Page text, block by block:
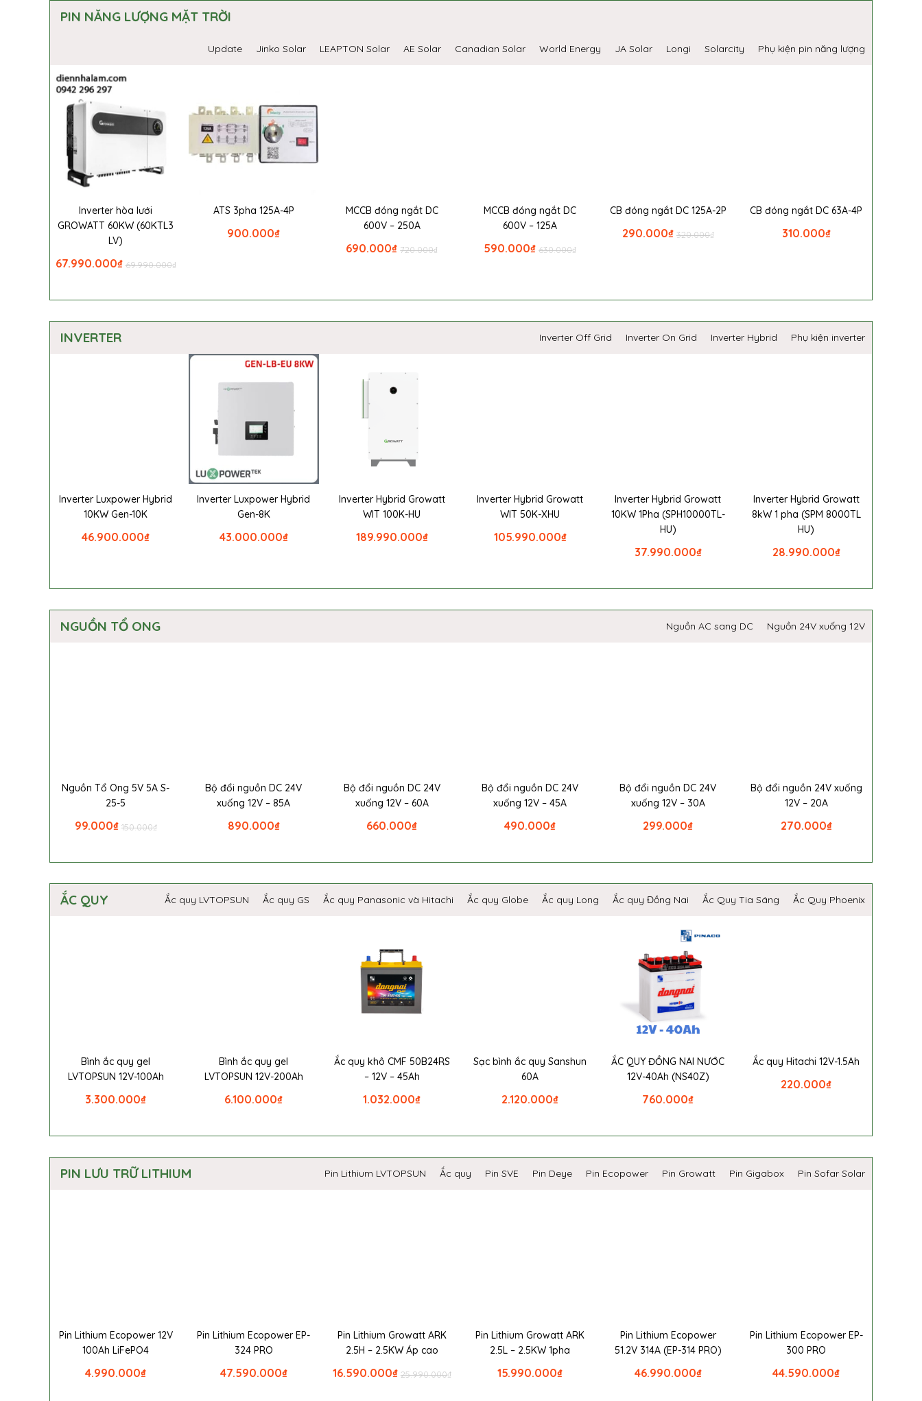
PIN NĂNG LƯỢNG MẶT TRỜI
Update Jinko Solar LEAPTON Solar AE Solar Canadian Solar World Energy JA Solar Longi Solarcity Phụ kiện pin năng lượng
Inverter hòa lưới
GROWATT 60KW (60KTL3
LV)
₫
69.990.000
₫
67.990.000
ATS 3pha 125A-4P
₫
900.000
MCCB đóng ngắt DC
600V – 250A
₫
720.000
₫
690.000
MCCB đóng ngắt DC
600V – 125A
₫
630.000
₫
590.000
CB đóng ngắt DC 125A-2P
₫
320.000
₫
290.000
CB đóng ngắt DC 63A-4P
₫
310.000
INVERTER Inverter Off Grid Inverter On Grid Inverter Hybrid Phụ kiện inverter
Inverter Luxpower Hybrid
10KW Gen-10K
₫
46.900.000
Inverter Luxpower Hybrid
Gen-8K
₫
43.000.000
Inverter Hybrid Growatt
WIT 100K-HU
₫
189.990.000
Inverter Hybrid Growatt
WIT 50K-XHU
₫
105.990.000
Inverter Hybrid Growatt
10KW 1Pha (SPH10000TL-
HU)
₫
37.990.000
Inverter Hybrid Growatt
8kW 1 pha (SPM 8000TL
HU)
₫
28.990.000
NGUỒN TỔ ONG Nguồn AC sang DC Nguồn 24V xuống 12V
Nguồn Tổ Ong 5V 5A S-
25-5
₫
150.000
₫
99.000
Bộ đổi nguồn DC 24V
xuống 12V – 85A
₫
890.000
Bộ đổi nguồn DC 24V
xuống 12V – 60A
₫
660.000
Bộ đổi nguồn DC 24V
xuống 12V – 45A
₫
490.000
Bộ đổi nguồn DC 24V
xuống 12V – 30A
₫
299.000
Bộ đổi nguồn 24V xuống
12V – 20A
₫
270.000
ẮC QUY Ắc quy LVTOPSUN Ắc quy GS Ắc quy Panasonic và Hitachi Ắc quy Globe Ắc quy Long Ắc quy Đồng Nai Ắc Quy Tia Sáng Ắc Quy Phoenix
Bình ắc quy gel
LVTOPSUN 12V-100Ah
₫
3.300.000
Bình ắc quy gel
LVTOPSUN 12V-200Ah
₫
6.100.000
Ắc quy khô CMF 50B24RS
– 12V – 45Ah
₫
1.032.000
Sạc bình ắc quy Sanshun
60A
₫
2.120.000
ẮC QUY ĐỒNG NAI NƯỚC
12V-40Ah (NS40Z)
₫
760.000
Ắc quy Hitachi 12V-1.5Ah
₫
220.000
PIN LƯU TRỮ LITHIUM Pin Lithium LVTOPSUN Ắc quy Pin SVE Pin Deye Pin Ecopower Pin Growatt Pin Gigabox Pin Sofar Solar
Pin Lithium Ecopower 12V
100Ah LiFePO4
₫
4.990.000
Pin Lithium Ecopower EP-
324 PRO
₫
47.590.000
Pin Lithium Growatt ARK
2.5H – 2.5KW Áp cao
₫
25.990.000
₫
16.590.000
Pin Lithium Growatt ARK
2.5L – 2.5KW 1pha
₫
15.990.000
Pin Lithium Ecopower
51.2V 314A (EP-314 PRO)
₫
46.990.000
Pin Lithium Ecopower EP-
300 PRO
₫
44.590.000